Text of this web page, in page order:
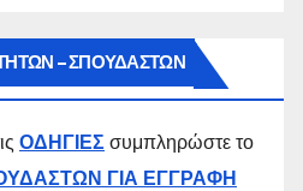
– ΣΠΟΥΔΑΣΤΩΝ
ΟΔΗΓΙΕΣ συμπληρώστε το
ΓΙΑ ΕΓΓΡΑΦΗ